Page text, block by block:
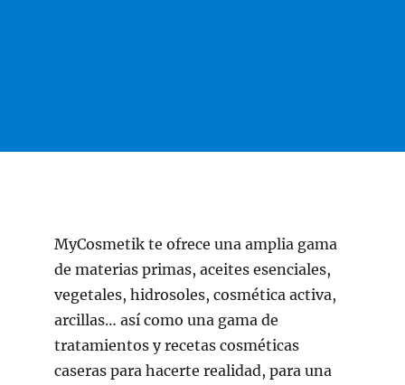
MyCosmetik te ofrece una amplia gama
de materias primas, aceites esenciales,
vegetales, hidrosoles, cosmética activa,
arcillas… así como una gama de
tratamientos y recetas cosméticas
caseras para hacerte realidad, para una